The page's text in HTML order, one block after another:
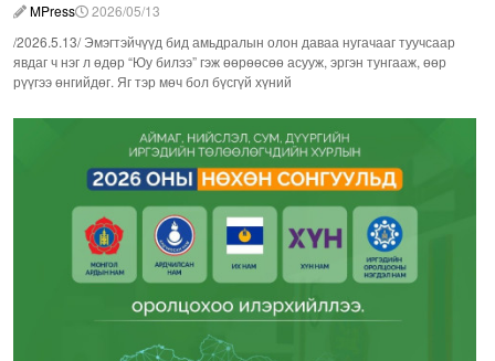
MPress
2026/05/13
/2026.5.13/ Эмэгтэйчүүд бид амьдралын олон даваа нугачааг туучсаар
явдаг ч нэг л өдөр “Юу билээ” гэж өөрөөсөө асууж, эргэн тунгааж, өөр
рүүгээ өнгийдөг. Яг тэр мөч бол бүсгүй хүний